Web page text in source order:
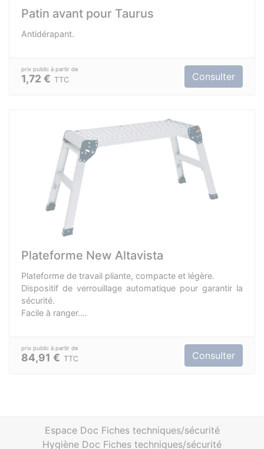
Patin avant pour Taurus
Antidérapant.
1,72 € TTC Consulter
Plateforme New Altavista
Plateforme de travail pliante, compacte et légère.
Dispositif de verrouillage automatique pour garantir la
sécurité.
Facile à ranger.
84,91 € TTC Consulter
Espace Doc Fiches techniques/sécurité
Hygiène Doc Fiches techniques/sécurité